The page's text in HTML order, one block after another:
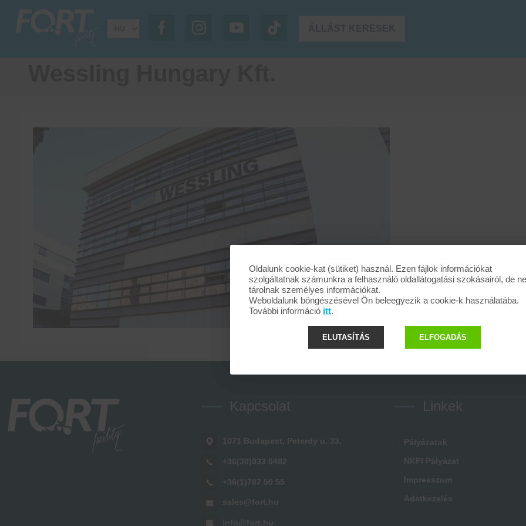
Kapcsolat
1071 Budapest, Peterdy u. 33.
+36(30)933 0482
+36(1)787 50 55
sales@fort.hu
info@fort.hu
Linkek
Pályázatok
NKFI Pályázat
Impresszum
Adatkezelés
Oldalunk cookie-kat (sütiket) használ. Ezen fájlok információkat
szolgáltatnak számunkra a felhasználó oldallátogatási szokásairól, de
tárolnak személyes információkat.
Weboldalunk böngészésével Ön beleegyezik a cookie-k használatába.
További információ itt.
ELUTASÍTÁS ELFOGADÁS